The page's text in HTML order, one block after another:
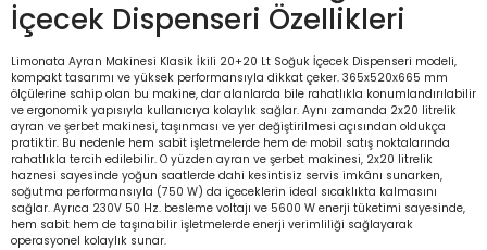
İçecek Dispenseri Özellikleri
Limonata Ayran Makinesi Klasik İkili 20+20 Lt Soğuk İçecek Dispenseri modeli,
kompakt tasarımı ve yüksek performansıyla dikkat çeker. 365x520x665 mm
ölçülerine sahip olan bu makine, dar alanlarda bile rahatlıkla konumlandırılabilir
ve ergonomik yapısıyla kullanıcıya kolaylık sağlar. Aynı zamanda 2x20 litrelik
ayran ve şerbet makinesi, taşınması ve yer değiştirilmesi açısından oldukça
pratiktir. Bu nedenle hem sabit işletmelerde hem de mobil satış noktalarında
rahatlıkla tercih edilebilir. O yüzden ayran ve şerbet makinesi, 2x20 litrelik
haznesi sayesinde yoğun saatlerde dahi kesintisiz servis imkânı sunarken,
soğutma performansıyla (750 W) da içeceklerin ideal sıcaklıkta kalmasını
sağlar. Ayrıca 230V 50 Hz. besleme voltajı ve 5600 W enerji tüketimi sayesinde,
hem sabit hem de taşınabilir işletmelerde enerji verimliliği sağlayarak
operasyonel kolaylık sunar.